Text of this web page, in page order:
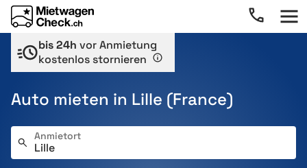
bis 24h vor Anmietung
kostenlos stornieren
Auto mieten in Lille (France)
Anmietort